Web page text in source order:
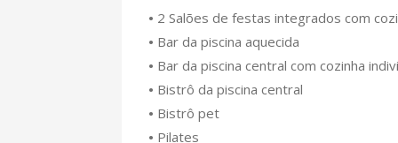
• 2 Salões de festas integrados com
• Bar da piscina aquecida
• Bar da piscina central com cozinha
• Bistrô da piscina central
• Bistrô pet
• Pilates